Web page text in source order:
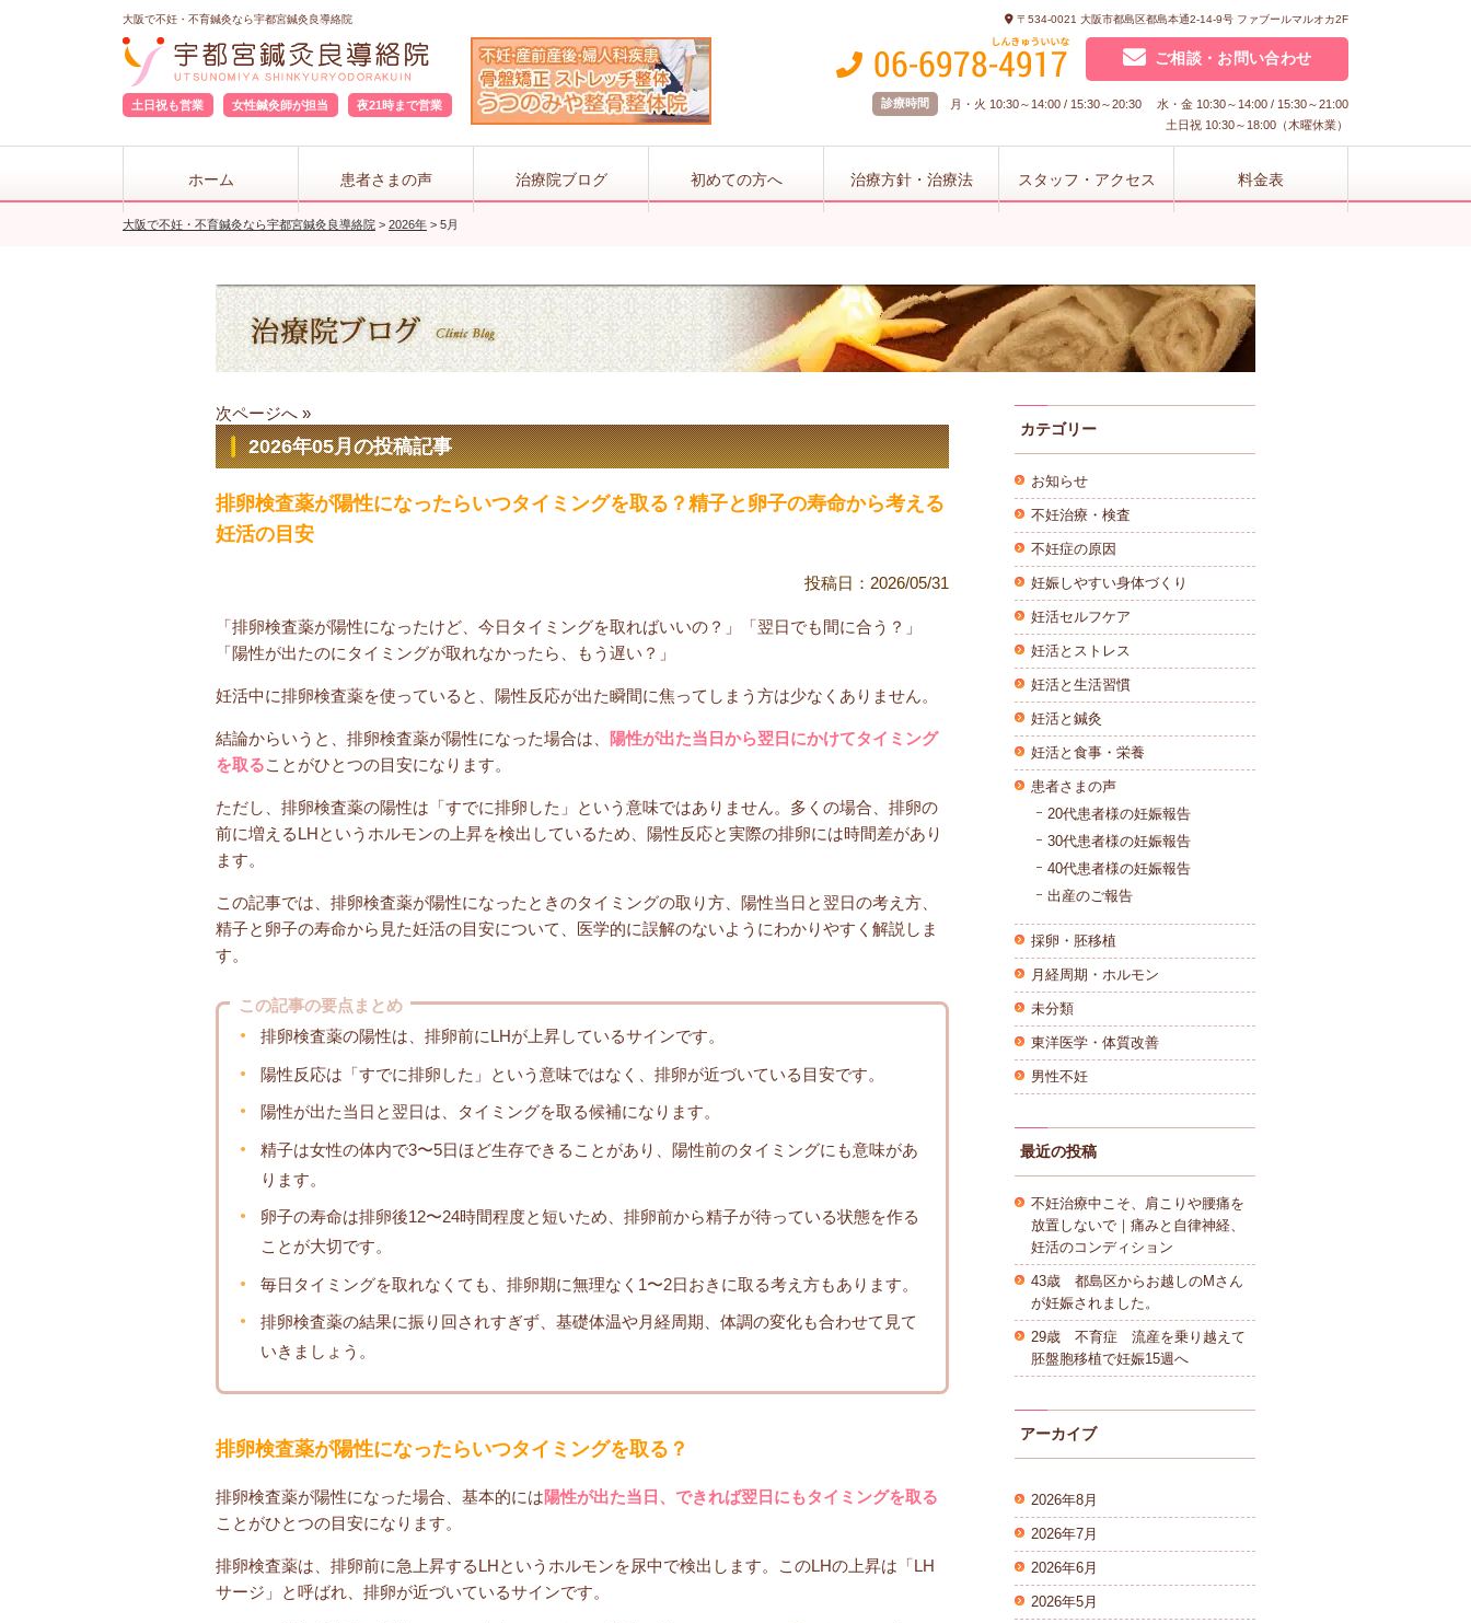
大阪で不妊・不育鍼灸なら宇都宮鍼灸良導絡院
土日祝も営業 女性鍼灸師が担当 夜21時まで営業
〒534-0021 大阪市都島区都島本通2-14-9号 ファブールマルオカ2F
ご相談・お問い合わせ
診療時間
月・火 10:30～14:00 / 15:30～20:30 水・金 10:30～14:00 / 15:30～21:00
土日祝 10:30～18:00（木曜休業）
ホーム 患者さまの声 治療院ブログ 初めての方へ 治療方針・治療法 スタッフ・アクセス 料金表
大阪で不妊・不育鍼灸なら宇都宮鍼灸良導絡院 > 2026年 > 5月
次ページへ »
2026年05月の投稿記事
排卵検査薬が陽性になったらいつタイミングを取る？精子と卵子の寿命から考える
妊活の目安
投稿日： 2026/05/31
「排卵検査薬が陽性になったけど、今日タイミングを取ればいいの？」「翌日でも間に合う？」
「陽性が出たのにタイミングが取れなかったら、もう遅い？」
妊活中に排卵検査薬を使っていると、陽性反応が出た瞬間に焦ってしまう方は少なくありません。
結論からいうと、排卵検査薬が陽性になった場合は、
陽性が出た当日から翌日にかけてタイミング
を取ることがひとつの目安になります。
ただし、排卵検査薬の陽性は「すでに排卵した」という意味ではありません。多くの場合、排卵の
前に増えるLHというホルモンの上昇を検出しているため、陽性反応と実際の排卵には時間差があり
ます。
この記事では、排卵検査薬が陽性になったときのタイミングの取り方、陽性当日と翌日の考え方、
精子と卵子の寿命から見た妊活の目安について、医学的に誤解のないようにわかりやすく解説しま
す。
この記事の要点まとめ
排卵検査薬の陽性は、排卵前にLHが上昇しているサインです。
陽性反応は「すでに排卵した」という意味ではなく、排卵が近づいている目安です。
陽性が出た当日と翌日は、タイミングを取る候補になります。
精子は女性の体内で3〜5日ほど生存できることがあり、陽性前のタイミングにも意味があ
ります。
卵子の寿命は排卵後12〜24時間程度と短いため、排卵前から精子が待っている状態を作る
ことが大切です。
毎日タイミングを取れなくても、排卵期に無理なく1〜2日おきに取る考え方もあります。
排卵検査薬の結果に振り回されすぎず、基礎体温や月経周期、体調の変化も合わせて見て
いきましょう。
排卵検査薬が陽性になったらいつタイミングを取る？
排卵検査薬が陽性になった場合、基本的には陽性が出た当日、できれば翌日にもタイミングを取る
ことがひとつの目安になります。
排卵検査薬は、排卵前に急上昇するLHというホルモンを尿中で検出します。このLHの上昇は「LH
サージ」と呼ばれ、排卵が近づいているサインです。
カテゴリー
お知らせ
不妊治療・検査
不妊症の原因
妊娠しやすい身体づくり
妊活セルフケア
妊活とストレス
妊活と生活習慣
妊活と鍼灸
妊活と食事・栄養
患者さまの声
20代患者様の妊娠報告
30代患者様の妊娠報告
40代患者様の妊娠報告
出産のご報告
採卵・胚移植
月経周期・ホルモン
未分類
東洋医学・体質改善
男性不妊
最近の投稿
不妊治療中こそ、肩こりや腰痛を
放置しないで｜痛みと自律神経、
妊活のコンディション
43歳 都島区からお越しのMさん
が妊娠されました。
29歳 不育症 流産を乗り越えて
胚盤胞移植で妊娠15週へ
アーカイブ
2026年8月
2026年7月
2026年6月
2026年5月